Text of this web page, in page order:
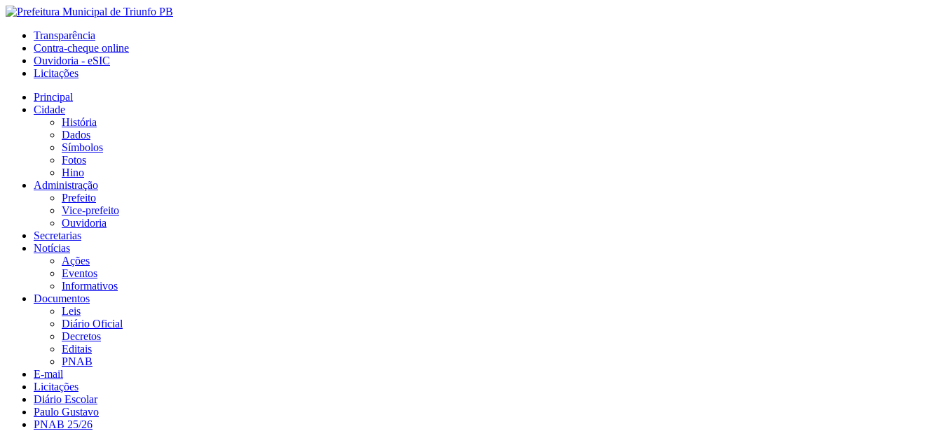
Transparência
Contra-cheque online
Ouvidoria - eSIC
Licitações
Principal
Cidade
História
Dados
Símbolos
Fotos
Hino
Administração
Prefeito
Vice-prefeito
Ouvidoria
Secretarias
Notícias
Ações
Eventos
Informativos
Documentos
Leis
Diário Oficial
Decretos
Editais
PNAB
E-mail
Licitações
Diário Escolar
Paulo Gustavo
PNAB 25/26